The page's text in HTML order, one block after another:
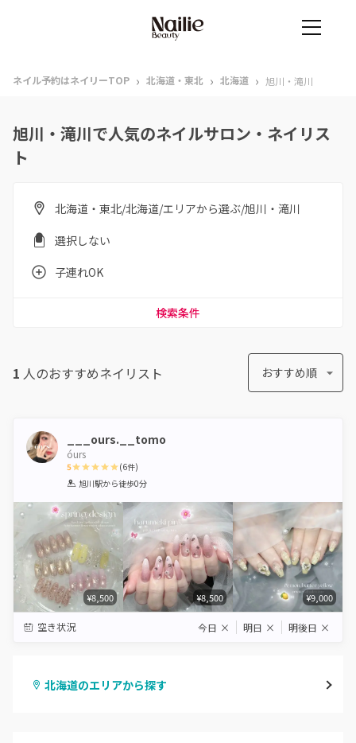
ネイル予約はネイリーTOP › 北海道・東北 › 北海道 › 旭川・滝川
旭川・滝川で人気のネイルサロン・ネイリス
ト
北海道・東北/北海道/エリアから選ぶ/旭川・滝川
選択しない
子連れOK
検索条件
1 人のおすすめネイリスト おすすめ順
___ours.__tomo
óurs
5
1 2 3 4 5
(6件)
旭川駅から徒歩0分
¥8,500 ¥8,500 ¥9,000
空き状況 今日 × 明日 × 明後日 ×
北海道のエリアから探す